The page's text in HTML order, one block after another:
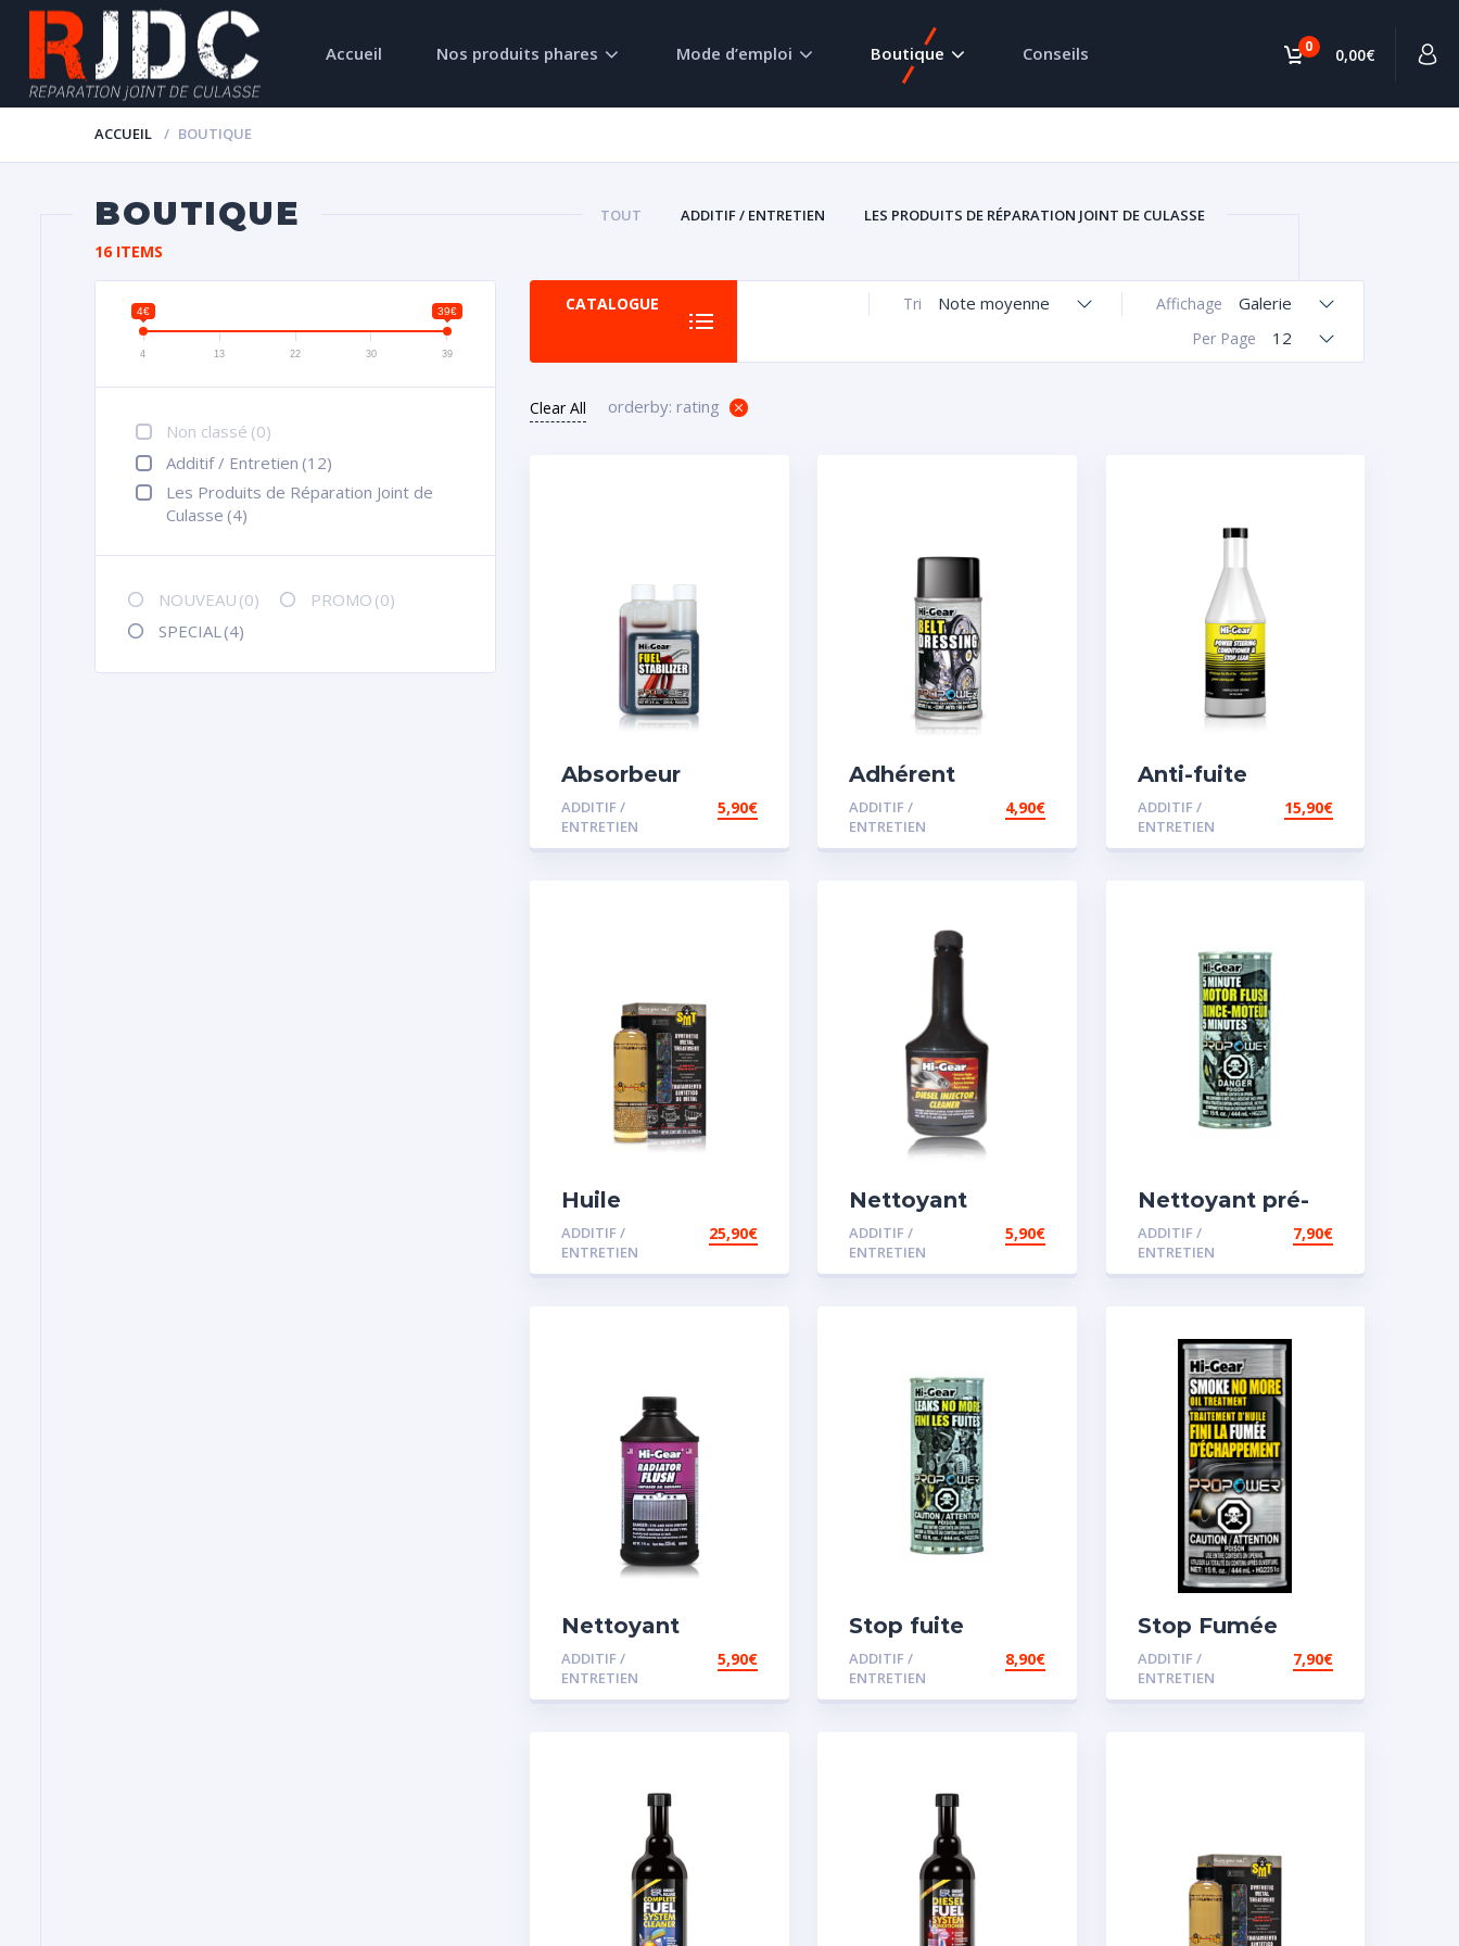
0 0,00€
Accueil Nos produits phares Mode d’emploi Boutique Conseils
ACCUEIL BOUTIQUE
BOUTIQUE TOUT ADDITIF / ENTRETIEN LES PRODUITS DE RÉPARATION JOINT DE CULASSE
16 ITEMS
4€ 39€
4 13 22 30 39
Non classé (0)
Additif / Entretien (12)
Les Produits de Réparation Joint de
Culasse (4)
NOUVEAU (0) PROMO (0)
SPECIAL (4)
CATALOGUE Affichage Galerie
Tri Note moyenne
Per Page 12
Clear All orderby: rating
Absorbeur
disperssant
d’eau pour
carburant
ADDITIF /
ENTRETIEN
5,90€
Adhérent
courroie
ADDITIF /
ENTRETIEN
4,90€
Anti-fuite
concentré pour
direction
assistée
ADDITIF /
ENTRETIEN
15,90€
Huile
Remétallisant
Moteur SMT2
ADDITIF /
ENTRETIEN
25,90€
Nettoyant
injecteur diesel
ADDITIF /
ENTRETIEN
5,90€
Nettoyant pré-
vidange
ADDITIF /
ENTRETIEN
7,90€
Nettoyant
radiateur
ADDITIF /
ENTRETIEN
5,90€
Stop fuite
moteur
ADDITIF /
ENTRETIEN
8,90€
Stop Fumée
ADDITIF /
ENTRETIEN
7,90€